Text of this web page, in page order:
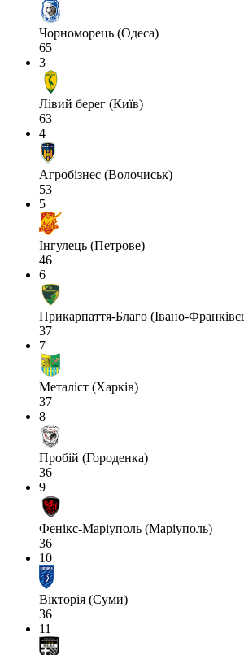
Чорноморець (Одеса)
65
3
Лівий берег (Київ)
63
4
Агробізнес (Волочиськ)
53
5
Інгулець (Петрове)
46
6
Прикарпаття-Благо (Івано-
37
7
Металіст (Харків)
37
8
Пробій (Городенка)
36
9
Фенікс-Маріуполь (Маріуполь)
36
10
Вікторія (Суми)
36
11